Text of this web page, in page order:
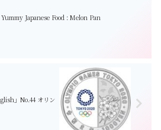
Yummy Japanese Food : Melon Pan
」No.44 オリン